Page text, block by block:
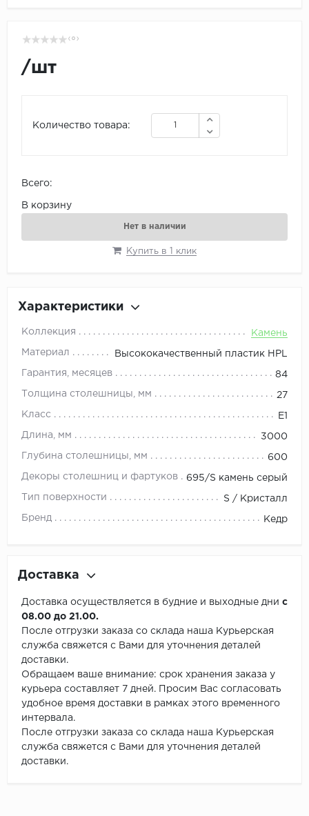
( 0 )
/шт
Количество товара:
Всего:
В корзину
Нет в наличии
Купить в 1 клик
Характеристики
Коллекция Камень
Материал Высококачественный пластик HPL
Гарантия, месяцев 84
Толщина столешницы, мм 27
Класс E1
Длина, мм 3000
Глубина столешницы, мм 600
Декоры столешниц и фартуков 695/S камень серый
Тип поверхности S / Кристалл
Бренд Кедр
Доставка
Доставка осуществляется в будние и выходные дни с
08.00 до 21.00.
После отгрузки заказа со склада наша Курьерская
служба свяжется с Вами для уточнения деталей
доставки.
Обращаем ваше внимание: срок хранения заказа у
курьера составляет 7 дней. Просим Вас согласовать
удобное время доставки в рамках этого временного
интервала.
После отгрузки заказа со склада наша Курьерская
служба свяжется с Вами для уточнения деталей
доставки.